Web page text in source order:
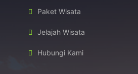
Paket Wisata
Jelajah Wisata
Hubungi Kami